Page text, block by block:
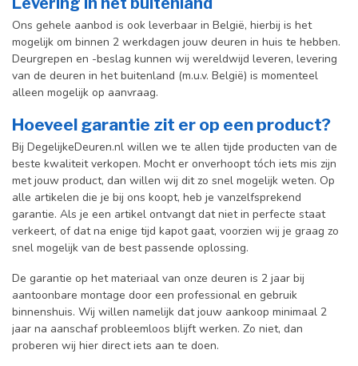
Ons gehele aanbod is ook leverbaar in België, hierbij is het
mogelijk om binnen 2 werkdagen jouw deuren in huis te hebben.
Deurgrepen en -beslag kunnen wij wereldwijd leveren, levering
van de deuren in het buitenland (m.u.v. België) is momenteel
alleen mogelijk op aanvraag.
Hoeveel garantie zit er op een product?
Bij DegelijkeDeuren.nl willen we te allen tijde producten van de
beste kwaliteit verkopen. Mocht er onverhoopt tóch iets mis zijn
met jouw product, dan willen wij dit zo snel mogelijk weten. Op
alle artikelen die je bij ons koopt, heb je vanzelfsprekend
garantie. Als je een artikel ontvangt dat niet in perfecte staat
verkeert, of dat na enige tijd kapot gaat, voorzien wij je graag zo
snel mogelijk van de best passende oplossing.
De garantie op het materiaal van onze deuren is 2 jaar bij
aantoonbare montage door een professional en gebruik
binnenshuis. Wij willen namelijk dat jouw aankoop minimaal 2
jaar na aanschaf probleemloos blijft werken. Zo niet, dan
proberen wij hier direct iets aan te doen.